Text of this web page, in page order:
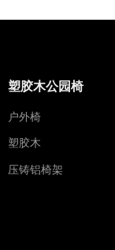
塑胶木公园椅
户外椅
塑胶木
压铸铝椅架